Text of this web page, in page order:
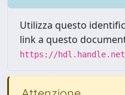
Utilizza questo
link a questo
https://hdl.handle.net/